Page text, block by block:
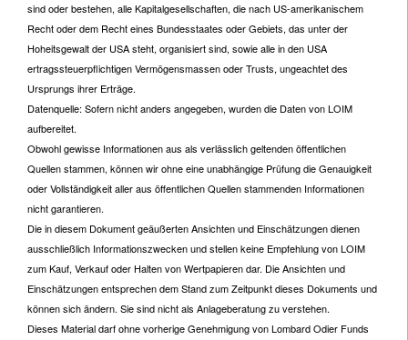
sind oder bestehen, alle Kapitalgesellschaften, die nach US-amerikanischem
Recht oder dem Recht eines Bundesstaates oder Gebiets, das unter der
Hoheitsgewalt der USA steht, organisiert sind, sowie alle in den USA
ertragssteuerpflichtigen Vermögensmassen oder Trusts, ungeachtet des
Ursprungs ihrer Erträge.
Datenquelle: Sofern nicht anders angegeben, wurden die Daten von LOIM
aufbereitet.
Obwohl gewisse Informationen aus als verlässlich geltenden öffentlichen
Quellen stammen, können wir ohne eine unabhängige Prüfung die Genauigkeit
oder Vollständigkeit aller aus öffentlichen Quellen stammenden Informationen
nicht garantieren.
Die in diesem Dokument geäußerten Ansichten und Einschätzungen dienen
ausschließlich Informationszwecken und stellen keine Empfehlung von LOIM
zum Kauf, Verkauf oder Halten von Wertpapieren dar. Die Ansichten und
Einschätzungen entsprechen dem Stand zum Zeitpunkt dieses Dokuments und
können sich ändern. Sie sind nicht als Anlageberatung zu verstehen.
Dieses Material darf ohne vorherige Genehmigung von Lombard Odier Funds